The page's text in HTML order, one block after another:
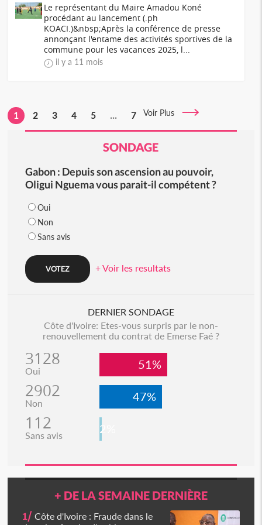
Le représentant du Maire Amadou Koné
procédant au lancement (.ph
KOACI.)&nbsp;Après la conférence de presse
annonçant l'entame des activités sportives de la
commune pour les vacances 2025, l...
il y a 11 mois
1 2 3 4 5 ... 7 Voir Plus
SONDAGE
Gabon : Depuis son ascension au pouvoir,
Oligui Nguema vous parait-il compétent ?
Oui
Non
Sans avis
+ Voir les resultats
DERNIER SONDAGE
Côte d'Ivoire: Etes-vous surpris par le non-
renouvellement du contrat de Emerse Faé ?
3128
Oui 51%
2902
Non 47%
112
Sans avis 2%
+ DE LA SEMAINE DERNIÈRE
1/ Côte d'Ivoire : Fraude dans le